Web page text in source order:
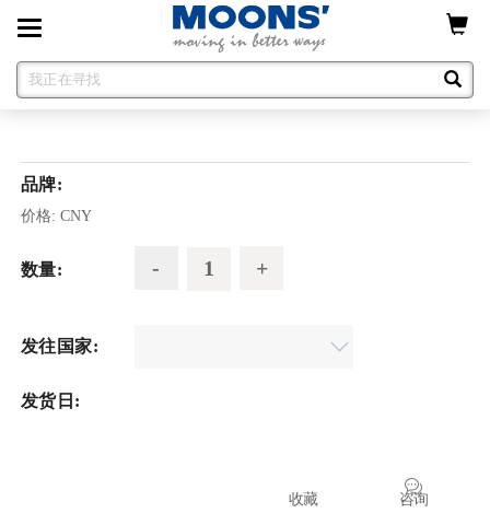
Toggle
navigation
品牌:
价格: CNY
数量:
发往国家:
发货日:
咨询
收藏